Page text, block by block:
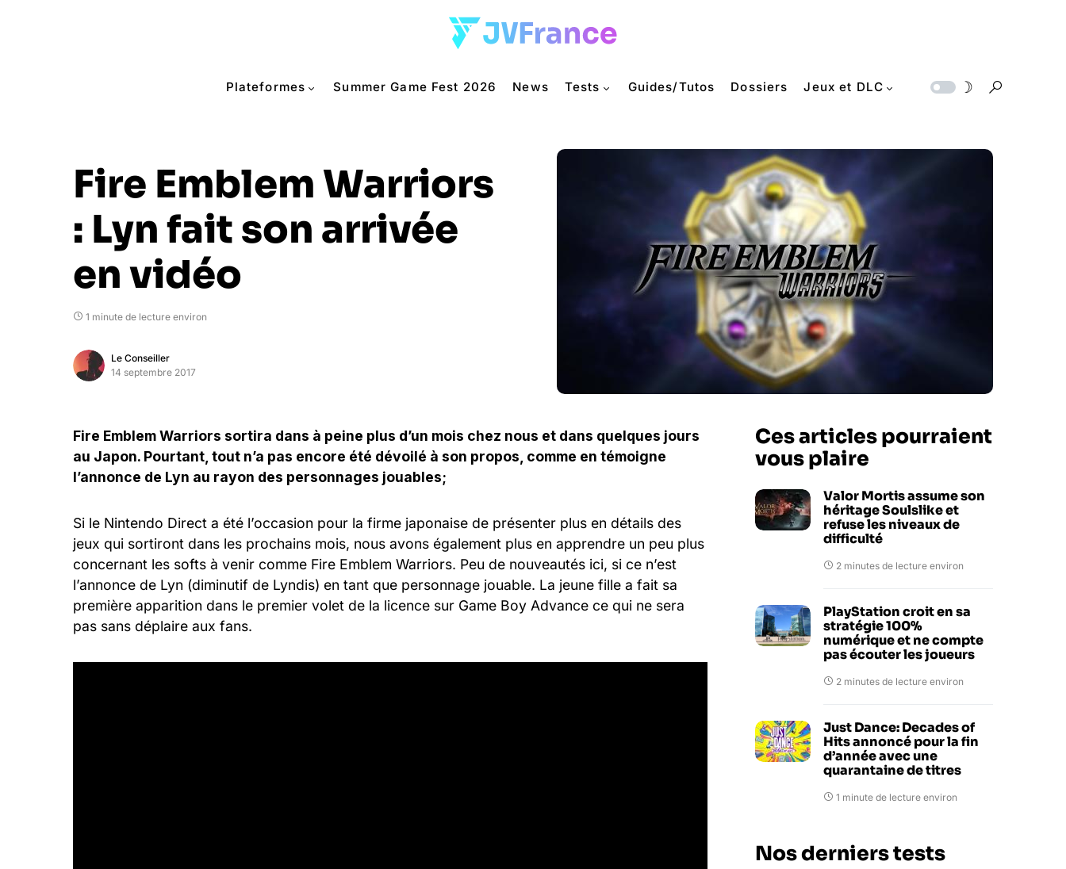
Plateformes Summer Game Fest 2026 News Tests Guides/Tutos Dossiers Jeux et DLC
Fire Emblem Warriors
: Lyn fait son arrivée
en vidéo
1 minute de lecture environ
Le Conseiller
14 septembre 2017
Fire Emblem Warriors sortira dans à peine plus d’un mois chez nous et dans quelques jours
au Japon. Pourtant, tout n’a pas encore été dévoilé à son propos, comme en témoigne
l’annonce de Lyn au rayon des personnages jouables;
Si le Nintendo Direct a été l’occasion pour la firme japonaise de présenter plus en détails des
jeux qui sortiront dans les prochains mois, nous avons également plus en apprendre un peu plus
concernant les softs à venir comme Fire Emblem Warriors. Peu de nouveautés ici, si ce n’est
l’annonce de Lyn (diminutif de Lyndis) en tant que personnage jouable. La jeune fille a fait sa
première apparition dans le premier volet de la licence sur Game Boy Advance ce qui ne sera
pas sans déplaire aux fans.
Ces articles pourraient
vous plaire
Valor Mortis assume son
héritage Soulslike et
refuse les niveaux de
difficulté
2 minutes de lecture environ
PlayStation croit en sa
stratégie 100%
numérique et ne compte
pas écouter les joueurs
2 minutes de lecture environ
Just Dance: Decades of
Hits annoncé pour la fin
d’année avec une
quarantaine de titres
1 minute de lecture environ
Nos derniers tests